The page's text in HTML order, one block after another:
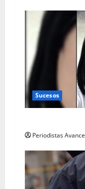
Sucesos
Periodistas Avance